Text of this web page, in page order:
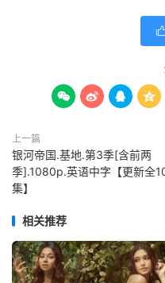
   
上一篇
银河帝国.基地.第3季[含前两
季].1080p.英语中字【更新全
集】
相关推荐